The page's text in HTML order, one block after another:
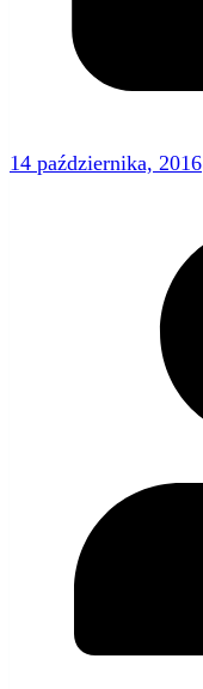
14 października, 2016